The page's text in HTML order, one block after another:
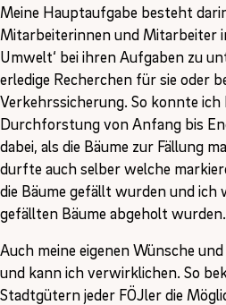
Meine Hauptaufgabe besteht
Mitarbeiterinnen und Mitarbeiter
Umwelt‘ bei ihren Aufgaben zu
erledige Recherchen für sie oder
Verkehrssicherung. So konnte ich
Durchforstung von Anfang bis
dabei, als die Bäume zur Fällung
durfte auch selber welche
die Bäume gefällt wurden und ich
gefällten Bäume abgeholt wurden.
Auch meine eigenen Wünsche
und kann ich verwirklichen. So
Stadtgütern jeder FÖJler die